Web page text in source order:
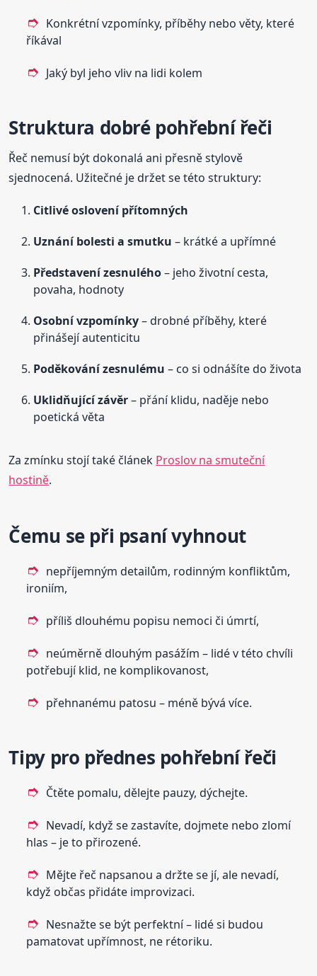
Konkrétní vzpomínky, příběhy nebo věty, které
říkával
Jaký byl jeho vliv na lidi kolem
Struktura dobré pohřební řeči
Řeč nemusí být dokonalá ani přesně stylově
sjednocená. Užitečné je držet se této struktury:
Citlivé oslovení přítomných
Uznání bolesti a smutku – krátké a upřímné
Představení zesnulého– jeho životní cesta,
povaha, hodnoty
Osobní vzpomínky– drobné příběhy, které
přinášejí autenticitu
Poděkování zesnulému – co si odnášíte do života
Uklidňující závěr– přání klidu, naděje nebo
poetická věta
Za zmínku stojí také článek Proslov na smuteční
hostině.
Čemu se při psaní vyhnout
nepříjemným detailům, rodinným konfliktům,
ironiím,
příliš dlouhému popisu nemoci či úmrtí,
neúměrně dlouhým pasážím – lidé v této chvíli
potřebují klid, ne komplikovanost,
přehnanému patosu – méně bývá více.
Tipy pro přednes pohřební řeči
Čtěte pomalu, dělejte pauzy, dýchejte.
Nevadí, když se zastavíte, dojmete nebo zlomí
hlas – je to přirozené.
Mějte řeč napsanou a držte se jí, ale nevadí,
když občas přidáte improvizaci.
Nesnažte se být perfektní – lidé si budou
pamatovat upřímnost, ne rétoriku.